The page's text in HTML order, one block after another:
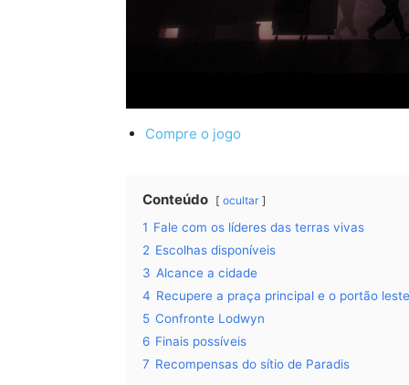
Compre o jogo
Conteúdo ocultar
1 Fale com os líderes das terras vivas
2 Escolhas disponíveis
3 Alcance a cidade
4 Recupere a praça principal e o portão leste
5 Confronte Lodwyn
6 Finais possíveis
7 Recompensas do sítio de Paradis